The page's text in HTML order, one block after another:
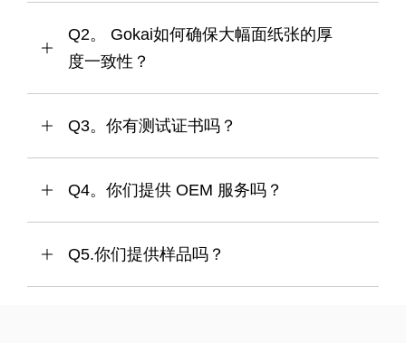
Q2。 Gokai如何确保大幅面纸张的厚
度一致性？
Q3。你有测试证书吗？
Q4。你们提供 OEM 服务吗？
Q5.你们提供样品吗？